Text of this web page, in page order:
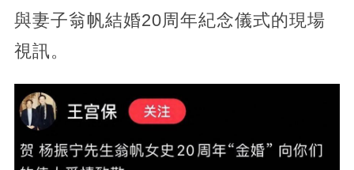
與妻子翁帆結婚20周年紀念儀式的現場
視訊。